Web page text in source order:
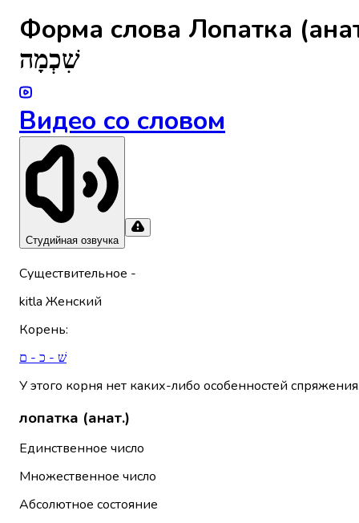
Форма слова Лопатка
שִׁכְמָה
Видео со словом
Студийная озвучка
Существительное -
kitla Женский
Корень:
שׁ - כ - ם
У этого корня нет каких-либо особенностей
лопатка (анат.)
Единственное число
Множественное число
Абсолютное состояние